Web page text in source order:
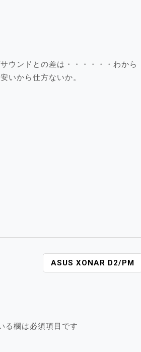
ウンドとの差は・・・・・・わから
いから仕方ないか。
ASUS XONAR D2/PM
る欄は必須項目です